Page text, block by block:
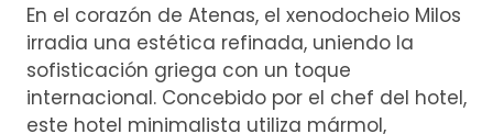
En el corazón de Atenas, el xenodocheio Milos
irradia una estética refinada, uniendo la
sofisticación griega con un toque
internacional. Concebido por el chef del hotel,
este hotel minimalista utiliza mármol,